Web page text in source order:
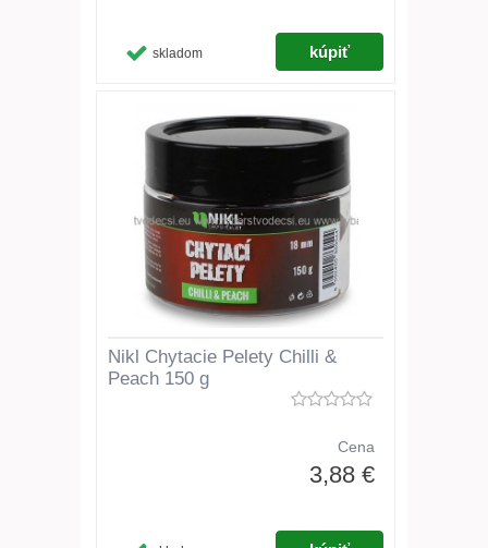
skladom
Nikl Chytacie Pelety Chilli &
Peach 150 g
Cena
3,88 €